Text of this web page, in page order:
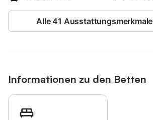
Entfernung zur nächsten Bäckerei zu Fuß/
Nur kleine Haustiere sind erlaubt (auf
Die Ferienwohnung ist nicht für Personen mit
Mobilität geeignet, da es viele Stufen zu
Bei längeren Aufenthalten kann eine
Fahrräder sind vorhanden.
Alle 41
Informationen zu den Betten